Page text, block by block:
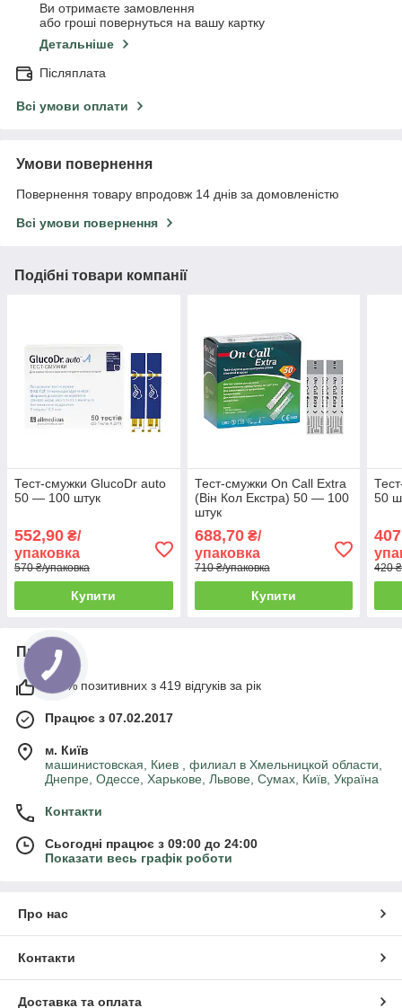
Ви отримаєте замовлення
або гроші повернуться на вашу картку
Детальніше
Післяплата
Всі умови оплати
Умови повернення
Повернення товару впродовж 14 днів за домовленістю
Всі умови повернення
Подібні товари компанії
Тест-смужки GlucoDr auto
50 — 100 штук
552,90 ₴/
упаковка
570 ₴/упаковка
Купити
Тест-смужки On Call Extra
(Він Кол Екстра) 50 — 100
штук
688,70₴/
упаковка
710 ₴/упаковка
Купити
50
420
Про нас
100% позитивних з 419 відгуків за рік
Працює з 07.02.2017
м. Київ
машинистовская, Киев , филиал в Хмельницкой области,
Днепре, Одессе, Харькове, Львове, Сумах, Київ, Україна
Контакти
Сьогодні працює з 09:00 до 24:00
Показати весь графік роботи
Про нас
Контакти
Доставка та оплата